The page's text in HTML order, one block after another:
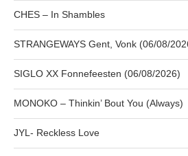
CHES – In Shambles
STRANGEWAYS Gent, Vonk (06/08/
SIGLO XX Fonnefeesten (06/08/2026)
MONOKO – Thinkin’ Bout You (Always)
JYL- Reckless Love